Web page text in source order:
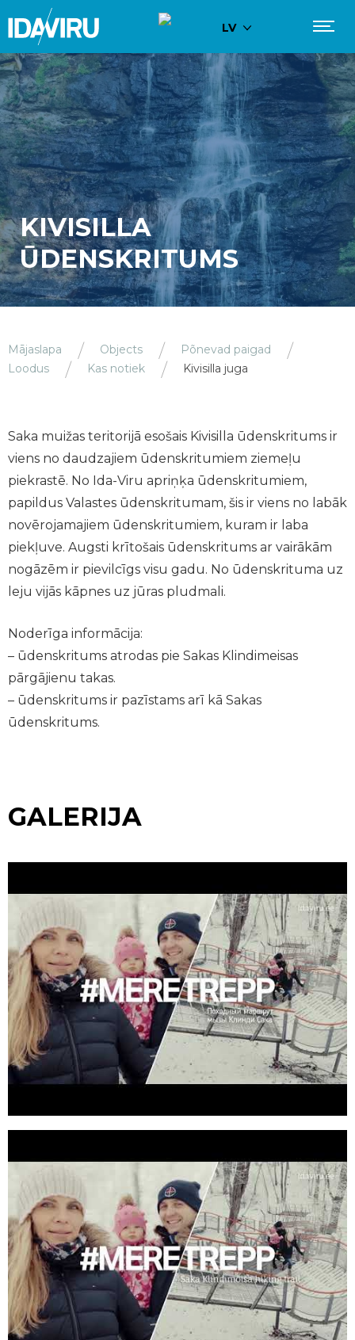
LV
KIVISILLA
ŪDENSKRITUMS
Mājaslapa Objects
Põnevad paigad
Loodus
Kas notiek Kivisilla juga
Saka muižas teritorijā esošais Kivisilla ūdenskritums ir
viens no daudzajiem ūdenskritumiem ziemeļu
piekrastē. No Ida-Viru apriņķa ūdenskritumiem,
papildus Valastes ūdenskritumam, šis ir viens no labāk
novērojamajiem ūdenskritumiem, kuram ir laba
piekļuve. Augsti krītošais ūdenskritums ar vairākām
nogāzēm ir pievilcīgs visu gadu. No ūdenskrituma uz
leju vijās kāpnes uz jūras pludmali.
Noderīga informācija:
– ūdenskritums atrodas pie Sakas Klindimeisas
pārgājienu takas.
– ūdenskritums ir pazīstams arī kā Sakas
ūdenskritums.
GALERIJA